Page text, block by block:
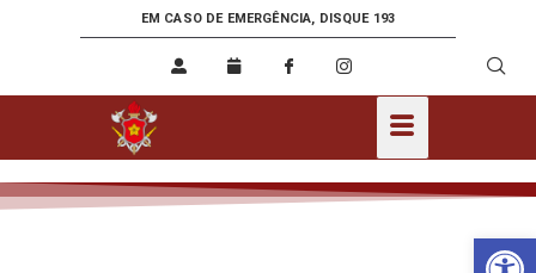
EM CASO DE EMERGÊNCIA, DISQUE 193